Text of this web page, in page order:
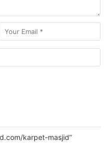
karpet-masjid”